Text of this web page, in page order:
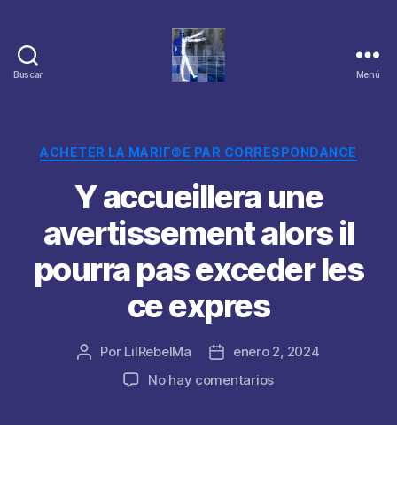
Buscar Menú
Categorías
ACHETER LA MARIГ©E PAR CORRESPONDANCE
Y accueillera une
avertissement alors il
pourra pas exceder les
ce expres
Autor
Por LilRebelMa
Fechaenero 2, 2024
No hay comentariosen